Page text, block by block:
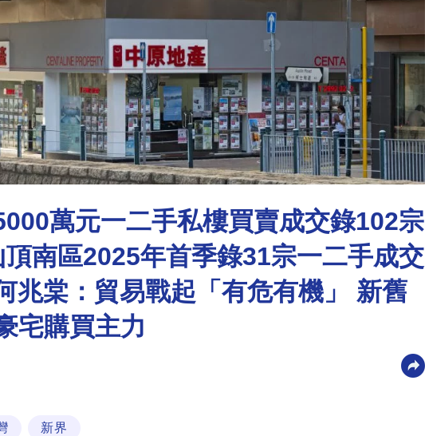
萬元一二手私樓買賣成交錄102宗
南區2025年首季錄31宗一二手成交
兆棠：貿易戰起「有危有機」 新舊
宅購買主力
新界